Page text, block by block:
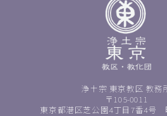
浄土宗 東京教区 教務
〒105-0011
東京都港区芝公園4丁目7番4号